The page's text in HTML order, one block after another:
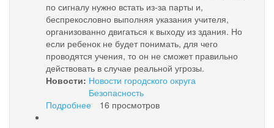
по сигналу нужно встать из-за парты и,
беспрекословно выполняя указания учителя,
организованно двигаться к выходу из здания. Но
если ребенок не будет понимать, для чего
проводятся учения, то он не сможет правильно
действовать в случае реальной угрозы.
Новости: Новости городского округа
Безопасность
Подробнее
16 просмотров